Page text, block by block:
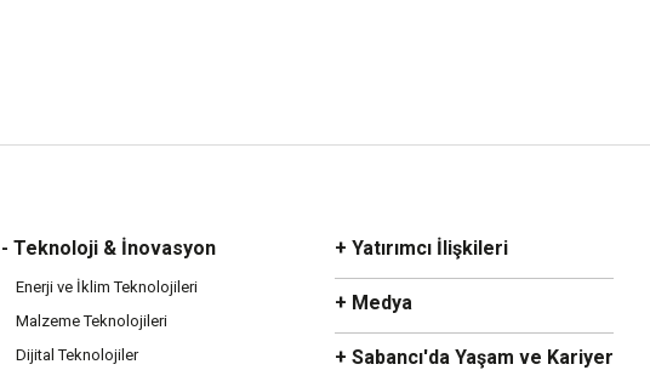
- Teknoloji & İnovasyon
Enerji ve İklim Teknolojileri
Malzeme Teknolojileri
Dijital Teknolojiler
+ Yatırımcı İlişkileri
+ Medya
+ Sabancı'da Yaşam ve Kariyer